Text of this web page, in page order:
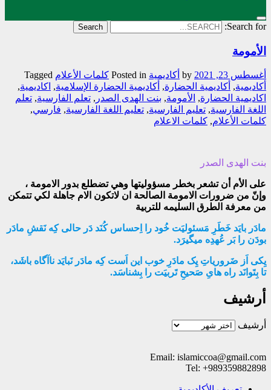
Search for:
الأمومة
أغسطس 23, 2021 أکادیمیة Posted in کلمات الأعلام Tagged
أكاديمية, أكاديمية الحضارة, أكاديمية الحضارة الإسلامية, اكاديمية,
اكاديمية الحضارة, الأمومة, بنت الهدی الصدر , تعلم الفارسية, تعلم
اللغة الفارسية, تعليم الفارسية, تعليم اللغة الفارسية, فارسي,
كلمات الأعلام, كلمات الاعلام
بنت الهدی الصدر
على الأم أن تشعر بخطر مسؤوليتها وهي تضطلع بدور الامومة ،
وإنّ من ضرورات الامومة الصالحة ان لاتكون الام جاهلة لكي تتمكن
من معرفة الطرق السليمه للتربية
مادَر بایَد خَطَرِ مَسئولیَت خُود را اِحساس کُنَد دَر حالی کِه نَقشِ مادَر
بودَن را بَر عُهدِه میگیرَد.
یِکی اَز ضَروریاتِ یِک مادَرِ خوب این اَست کِه مادَر نَبایَد ناآگاه باشَد،
تا بِتَوانَد راه هایِ صَحیحِ تَربیَت را بِشناسَد.
أرشيف
أرشيف
Email: islamiccoa@gmail.com
Tel: +989359882898